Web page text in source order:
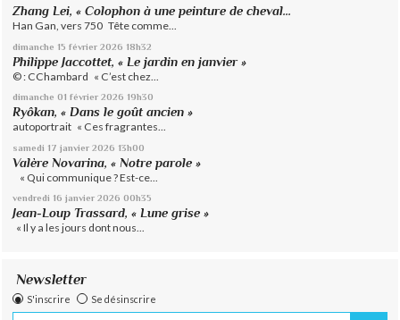
Zhang Lei, « Colophon à une peinture de cheval...
Han Gan, vers 750 Tête comme...
dimanche 15 février 2026 18h32
Philippe Jaccottet, « Le jardin en janvier »
© : CChambard « C’est chez...
dimanche 01 février 2026 19h30
Ryôkan, « Dans le goût ancien »
autoportrait « Ces fragrantes...
samedi 17 janvier 2026 13h00
Valère Novarina, « Notre parole »
« Qui communique ? Est-ce...
vendredi 16 janvier 2026 00h35
Jean-Loup Trassard, « Lune grise »
« Il y a les jours dont nous...
Newsletter
S'inscrire Se désinscrire